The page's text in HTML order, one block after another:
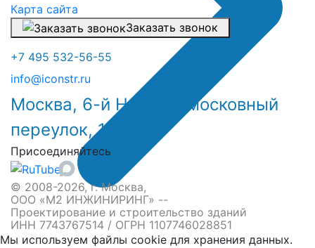
Карта сайта
Заказать звонок
+7 495 532-56-55
info@iconstr.ru
Москва, 6-й Новоподмосковный
переулок, 10
Присоединяйтесь
© 2008-2026, г. Москва,
ООО «М2 ИНЖИНИРИНГ» --
Проектирование и строительство зданий
ИНН 7743767514 / ОГРН 1107746028851
Мы используем файлы cookie для хранения данных.